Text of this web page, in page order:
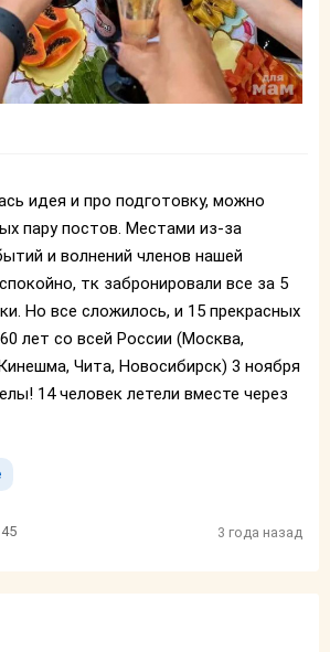
идея и про подготовку, можно
пару постов. Местами из-за
и волнений членов нашей
тк забронировали все за 5
Но все сложилось, и 15 прекрасных
лет со всей России (Москва,
Чита, Новосибирск) 3 ноября
14 человек летели вместе через
45 3 года назад